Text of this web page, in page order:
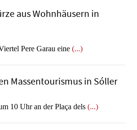
aus Wohnhäusern in
Pere Garau eine (...)
Massentourismus in Sóller
10 Uhr an der Plaça dels (...)